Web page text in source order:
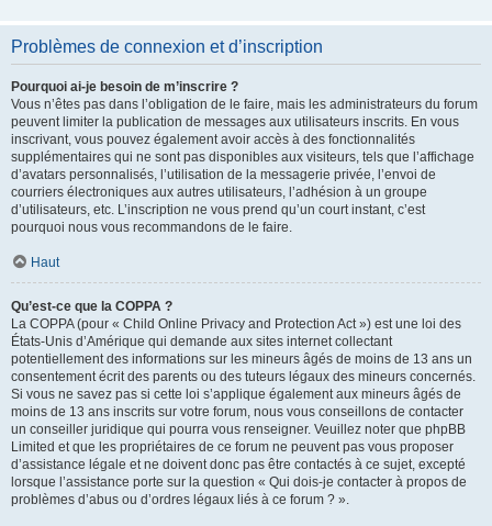
Problèmes de connexion et d’inscription
Pourquoi ai-je besoin de m’inscrire ?
Vous n’êtes pas dans l’obligation de le faire, mais les administrateurs du forum
peuvent limiter la publication de messages aux utilisateurs inscrits. En vous
inscrivant, vous pouvez également avoir accès à des fonctionnalités
supplémentaires qui ne sont pas disponibles aux visiteurs, tels que l’affichage
d’avatars personnalisés, l’utilisation de la messagerie privée, l’envoi de
courriers électroniques aux autres utilisateurs, l’adhésion à un groupe
d’utilisateurs, etc. L’inscription ne vous prend qu’un court instant, c’est
pourquoi nous vous recommandons de le faire.
Haut
Qu’est-ce que la COPPA ?
La COPPA (pour « Child Online Privacy and Protection Act ») est une loi des
États-Unis d’Amérique qui demande aux sites internet collectant
potentiellement des informations sur les mineurs âgés de moins de 13 ans un
consentement écrit des parents ou des tuteurs légaux des mineurs concernés.
Si vous ne savez pas si cette loi s’applique également aux mineurs âgés de
moins de 13 ans inscrits sur votre forum, nous vous conseillons de contacter
un conseiller juridique qui pourra vous renseigner. Veuillez noter que phpBB
Limited et que les propriétaires de ce forum ne peuvent pas vous proposer
d’assistance légale et ne doivent donc pas être contactés à ce sujet, excepté
lorsque l’assistance porte sur la question « Qui dois-je contacter à propos de
problèmes d’abus ou d’ordres légaux liés à ce forum ? ».